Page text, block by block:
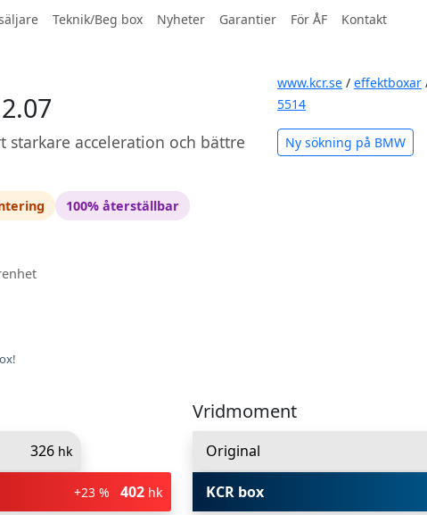
Teknik/Beg box Nyheter Garantier För ÅF Kontakt
acceleration och bättre
100% återställbar
www.kcr.se / effektboxar
5514
Ny sökning på BMW
326 hk
+23 % 402 hk
Vridmoment
Original
KCR box